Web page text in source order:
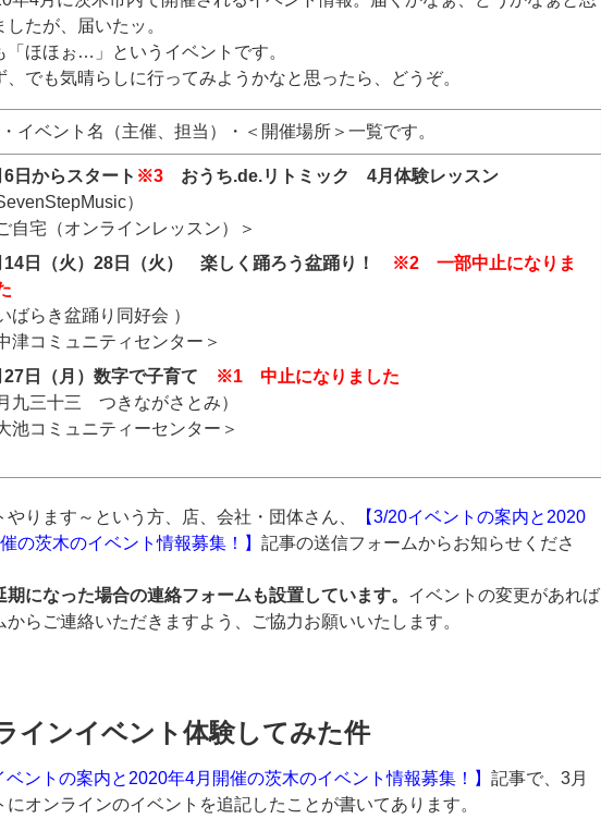
したが、届いたッ。
「ほほぉ…」というイベントです。
、でも気晴らしに行ってみようかなと思ったら、どうぞ。
イベント名（主催、担当）・＜開催場所＞一覧です。
6日からスタート ※3 おうち.de.リトミック 4月体験レッスン
）
自宅（オンラインレッスン）＞
14日（火）28日（火） 楽しく踊ろう盆踊り！
※2 一部中止になりま
ばらき盆踊り同好会 ）
津コミュニティセンター＞
27日（月）数字で子育て
※1 中止になりました
月九三十三 つきながさとみ）
池コミュニティーセンター＞
やります～という方、店、会社・団体さん、
【3/20イベントの案内と2020
の茨木のイベント情報募集！】 記事の送信フォームからお知らせくださ
期になった場合の連絡フォームも設置しています。 イベントの変更があれば
からご連絡いただきますよう、ご協力お願いいたします。
インイベント体験してみた件
ベントの案内と2020年4月開催の茨木のイベント情報募集！】 記事で、3月
にオンラインのイベントを追記したことが書いてあります。